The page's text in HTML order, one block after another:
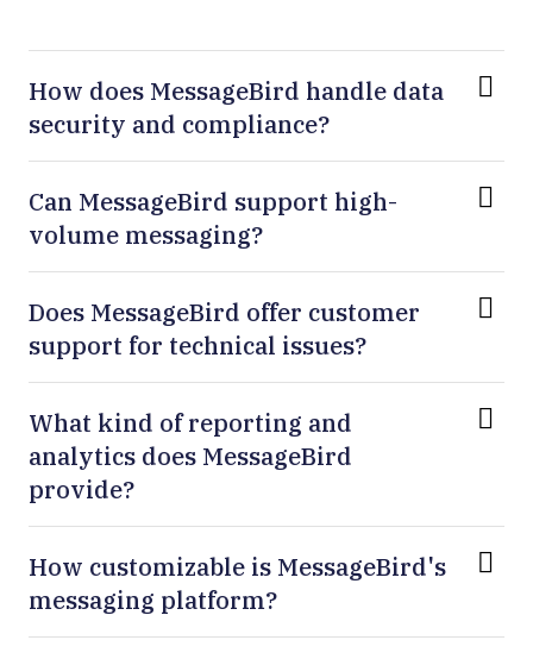
How does MessageBird handle data
security and compliance?
Can MessageBird support high-
volume messaging?
Does MessageBird offer customer
support for technical issues?
What kind of reporting and
analytics does MessageBird
provide?
How customizable is MessageBird's
messaging platform?